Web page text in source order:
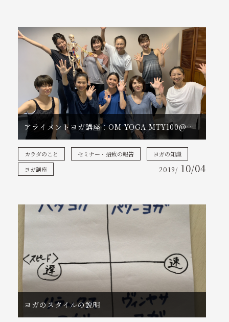
カラダのこと セミナー・招致の報告
ヨガの知識
ヨガ講座
2019/ 10/04
アライメントヨガ講座：OM YOGA MTY100@東京
ヨガのスタイルの説明